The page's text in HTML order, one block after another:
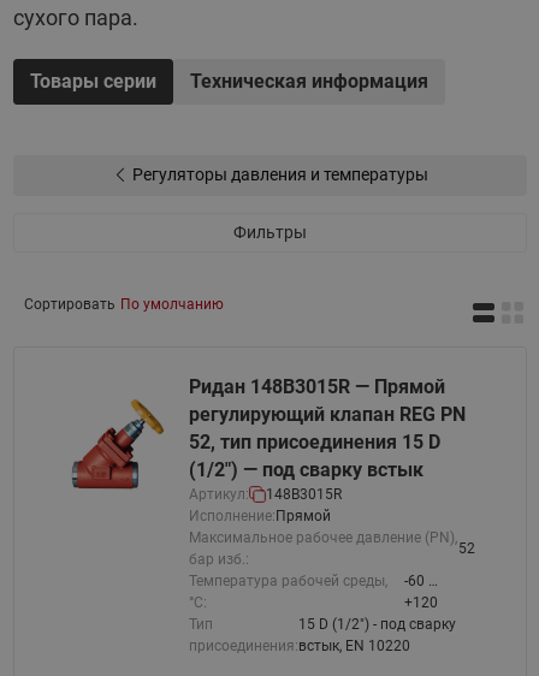
сухого пара.
Товары серии Техническая информация
Регуляторы давления и температуры
Фильтры
Сортировать По умолчанию
Ридан 148B3015R — Прямой
регулирующий клапан REG PN
52, тип присоединения 15 D
(1/2") — под сварку встык
Артикул:
148B3015R
Исполнение: Прямой
Максимальное рабочее давление (PN),
бар изб.:
52
Температура рабочей среды,
°С:
-60 …
+120
Тип
присоединения:
15 D (1/2") - под сварку
встык, EN 10220